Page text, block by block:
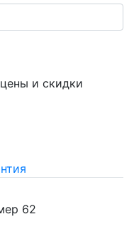
и скидки
62